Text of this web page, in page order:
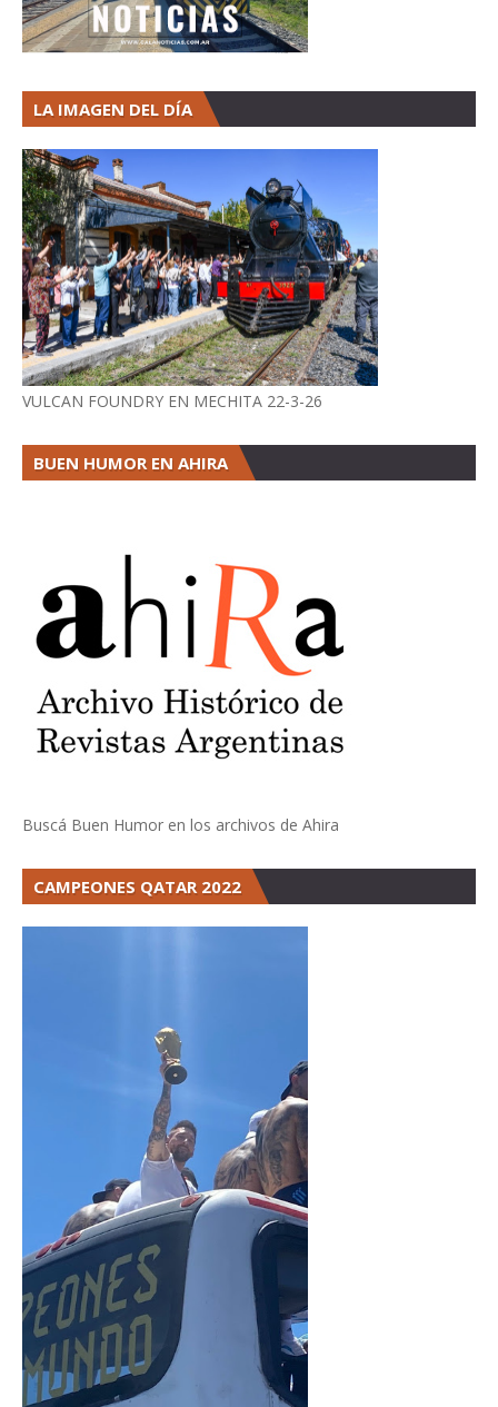
LA IMAGEN DEL DÍA
VULCAN FOUNDRY EN MECHITA 22-3-26
BUEN HUMOR EN AHIRA
Buscá Buen Humor en los archivos de Ahira
CAMPEONES QATAR 2022